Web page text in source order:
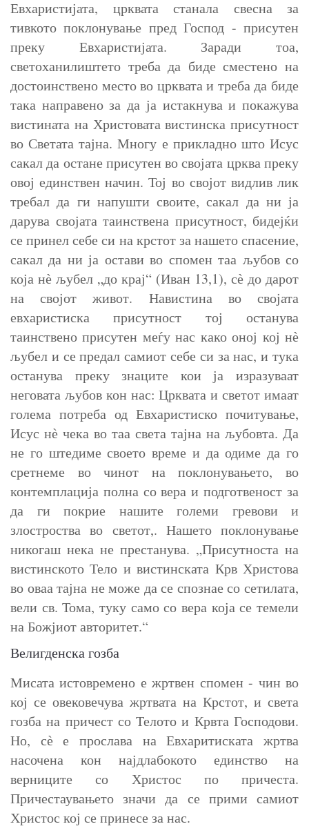
Евхаристијата, црквата станала свесна за
тивкото поклонување пред Господ - присутен
преку Евхаристијата. Заради тоа,
светоханилиштето треба да биде сместено на
достоинствено место во црквата и треба да биде
така направено за да ја истакнува и покажува
вистината на Христовата вистинска присутност
во Светата тајна. Многу е прикладно што Исус
сакал да остане присутен во својата црква преку
овој единствен начин. Тој во својот видлив лик
требал да ги напушти своите, сакал да ни ја
дарува својата таинствена присутност, бидејќи
се принел себе си на крстот за нашето спасение,
сакал да ни ја остави во спомен таа љубов со
која нѐ љубел „до крај“ (Иван 13,1), сѐ до дарот
на својот живот. Навистина во својата
евхаристиска присутност тој останува
таинствено присутен меѓу нас како оној кој нѐ
љубел и се предал самиот себе си за нас, и тука
останува преку знаците кои ја изразуваат
неговата љубов кон нас: Црквата и светот имаат
голема потреба од Евхаристиско почитување,
Исус нѐ чека во таа света тајна на љубовта. Да
не го штедиме своето време и да одиме да го
сретнеме во чинот на поклонувањето, во
контемплација полна со вера и подготвеност за
да ги покрие нашите големи гревови и
злостроства во светот,. Нашето поклонување
никогаш нека не престанува. „Присутноста на
вистинското Тело и вистинската Крв Христова
во оваа тајна не може да се спознае со сетилата,
вели св. Тома, туку само со вера која се темели
на Божјиот авторитет.“
Велигденска гозба
Мисата истовремено е жртвен спомен - чин во
кој се овековечува жртвата на Крстот, и света
гозба на причест со Телото и Крвта Господови.
Но, сѐ е прослава на Евхаритиската жртва
насочена кон најдлабокото единство на
верниците со Христос по причеста.
Причестаувањето значи да се прими самиот
Христос кој се принесе за нас.